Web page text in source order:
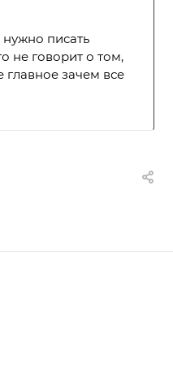
нужно писать
не говорит о том,
главное зачем все